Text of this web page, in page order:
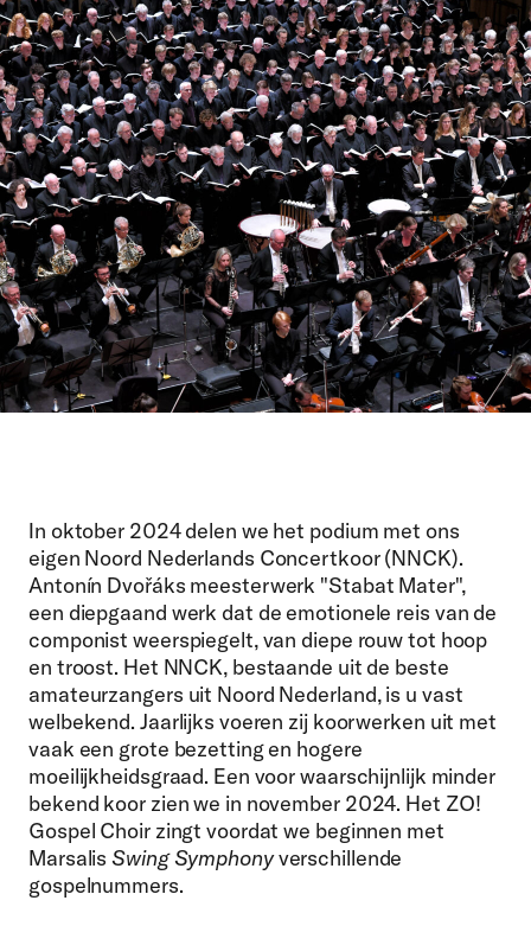
In oktober 2024 delen we het podium met ons
eigen Noord Nederlands Concertkoor (NNCK).
Antonín Dvořáks meesterwerk "Stabat Mater",
een diepgaand werk dat de emotionele reis van de
componist weerspiegelt, van diepe rouw tot hoop
en troost. Het NNCK, bestaande uit de beste
amateurzangers uit Noord Nederland, is u vast
welbekend. Jaarlijks voeren zij koorwerken uit met
vaak een grote bezetting en hogere
moeilijkheidsgraad. Een voor waarschijnlijk minder
bekend koor zien we in november 2024. Het ZO!
Gospel Choir zingt voordat we beginnen met
MarsalisSwing Symphonyverschillende
gospelnummers.